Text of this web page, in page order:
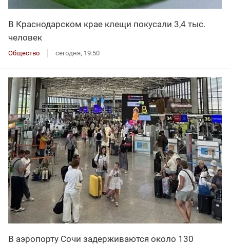
В Краснодарском крае клещи покусали 3,4 тыс.
человек
Общество сегодня, 19:50
В аэропорту Сочи задерживаются около 130